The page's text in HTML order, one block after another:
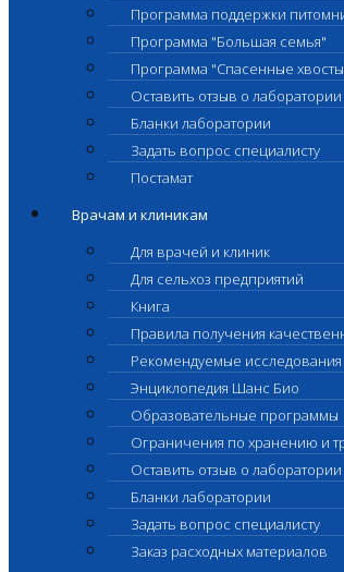
Программа поддержки
Программа "Большая семья"
Программа "Спасенные
Оставить отзыв о лаборатории
Бланки лаборатории
Задать вопрос специалисту
Постамат
Врачам и клиникам
Для врачей и клиник
Для сельхоз предприятий
Книга
Правила получения
Рекомендуемые исследования
Энциклопедия Шанс Био
Образовательные программы
Ограничения по хранению и
Оставить отзыв о лаборатории
Бланки лаборатории
Задать вопрос специалисту
Заказ расходных материалов